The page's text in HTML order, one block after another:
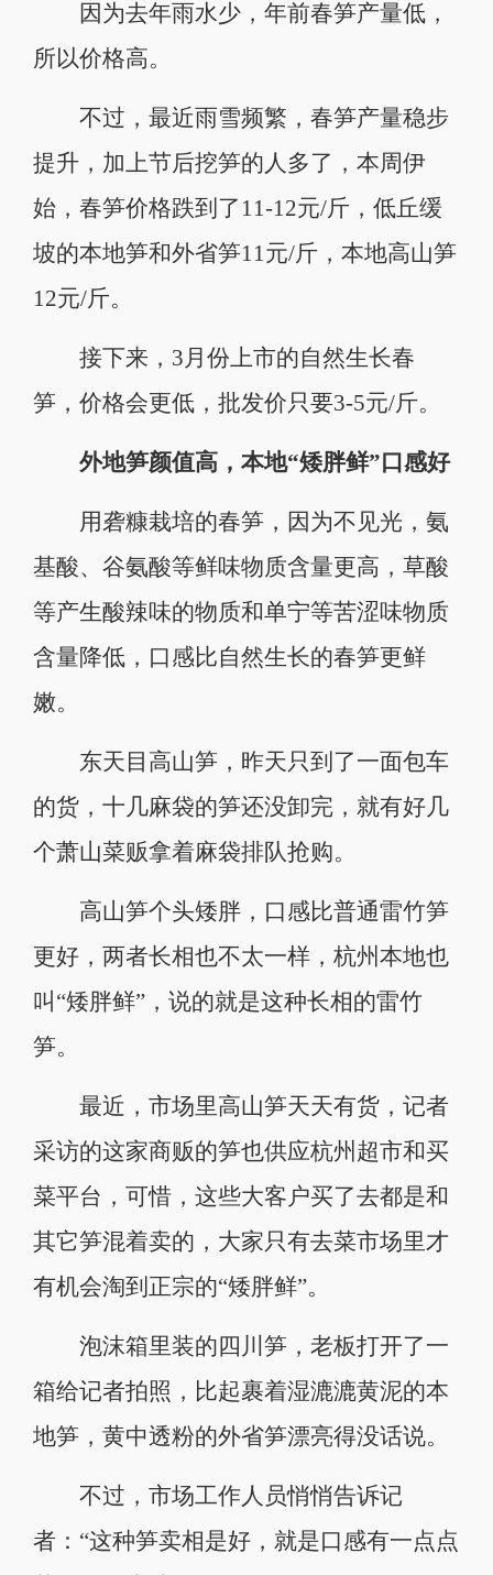
因为去年雨水少，年前春笋产量低，
所以价格高。
不过，最近雨雪频繁，春笋产量稳步
提升，加上节后挖笋的人多了，本周伊
始，春笋价格跌到了11-12元/斤，低丘缓
坡的本地笋和外省笋11元/斤，本地高山笋
12元/斤。
接下来，3月份上市的自然生长春
笋，价格会更低，批发价只要3-5元/斤。
外地笋颜值高，本地“矮胖鲜”口感好
用砻糠栽培的春笋，因为不见光，氨
基酸、谷氨酸等鲜味物质含量更高，草酸
等产生酸辣味的物质和单宁等苦涩味物质
含量降低，口感比自然生长的春笋更鲜
嫩。
东天目高山笋，昨天只到了一面包车
的货，十几麻袋的笋还没卸完，就有好几
个萧山菜贩拿着麻袋排队抢购。
高山笋个头矮胖，口感比普通雷竹笋
更好，两者长相也不太一样，杭州本地也
叫“矮胖鲜”，说的就是这种长相的雷竹
笋。
最近，市场里高山笋天天有货，记者
采访的这家商贩的笋也供应杭州超市和买
菜平台，可惜，这些大客户买了去都是和
其它笋混着卖的，大家只有去菜市场里才
有机会淘到正宗的“矮胖鲜”。
泡沫箱里装的四川笋，老板打开了一
箱给记者拍照，比起裹着湿漉漉黄泥的本
地笋，黄中透粉的外省笋漂亮得没话说。
不过，市场工作人员悄悄告诉记
者：“这种笋卖相是好，就是口感有一点点